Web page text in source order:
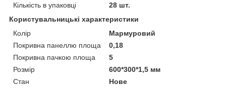
Кількість в упаковці
28 шт.
Користувальницькі характеристики
Колір
Мармуровий
Покривна панеллю площа
0,18
Покривна пачкою площа
5
Розмір
600*300*1,5 мм
Стан
Нове